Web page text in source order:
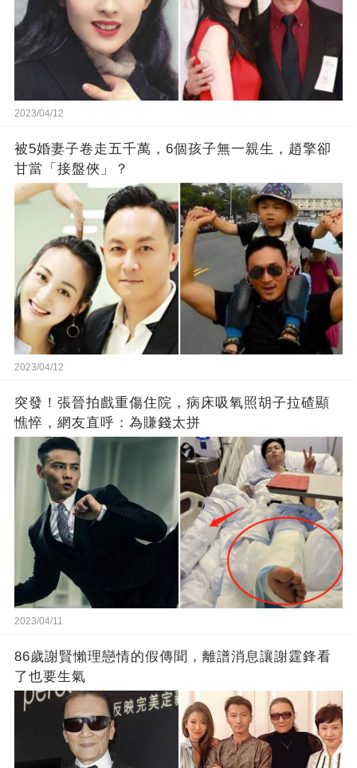
2023/04/12
被5婚妻子卷走五千萬，6個孩子無一親生，趙擎卻
甘當「接盤俠」？
2023/04/12
突發！張晉拍戲重傷住院，病床吸氧照胡子拉碴顯
憔悴，網友直呼：為賺錢太拼
2023/04/11
86歲謝賢懶理戀情的假傳聞，離譜消息讓謝霆鋒看
了也要生氣